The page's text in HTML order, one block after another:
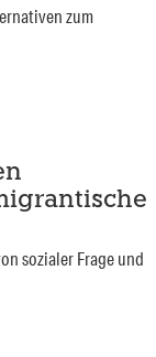
zum
sozialer Frage und